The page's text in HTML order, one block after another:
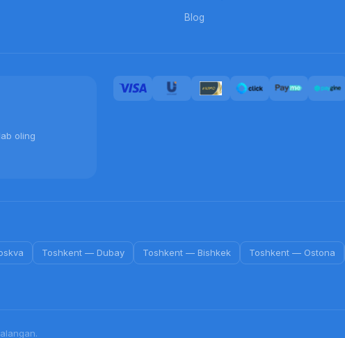
Blog
oling
Toshkent — Dubay Toshkent — Bishkek Toshkent — Ostona